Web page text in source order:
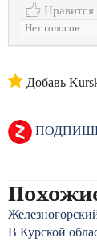
Нравится
Нет голосов
Добавь
В Курской